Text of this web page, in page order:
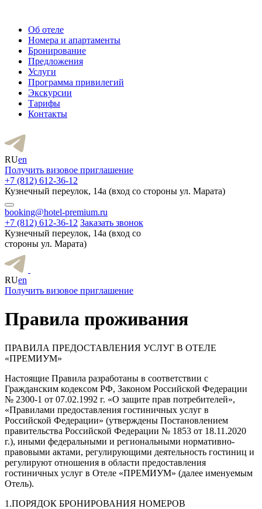
Об отеле
Номера и апартаменты
Бронирование
Предложения
Услуги
Программа привилегий
Экскурсии
Тарифы
Контакты
RUen
Получить визовое приглашение
+7 (812) 612-36-12
Кузнечный переулок, 14а (вход со стороны ул. Марата)
booking@hotel-premium.ru
+7 (812) 612-36-12 Заказать звонок
Кузнечный переулок, 14а (вход со
стороны ул. Марата)
RUen
Получить визовое приглашение
Правила проживания
ПРАВИЛА ПРЕДОСТАВЛЕНИЯ УСЛУГ В ОТЕЛЕ
«ПРЕМИУМ»
Настоящие Правила разработаны в соответствии с
Гражданским кодексом РФ, Законом Российской Федерации
№ 2300-1 от 07.02.1992 г. «О защите прав потребителей»,
«Правилами предоставления гостиничных услуг в
Российской Федерации» (утверждены Постановлением
правительства Российской Федерации № 1853 от 18.11.2020
г.), иными федеральными и региональными нормативно-
правовыми актами, регулирующими деятельность гостиниц и
регулируют отношения в области предоставления
гостиничных услуг в Отеле «ПРЕМИУМ» (далее именуемым
Отель).
1.ПОРЯДОК БРОНИРОВАНИЯ НОМЕРОВ